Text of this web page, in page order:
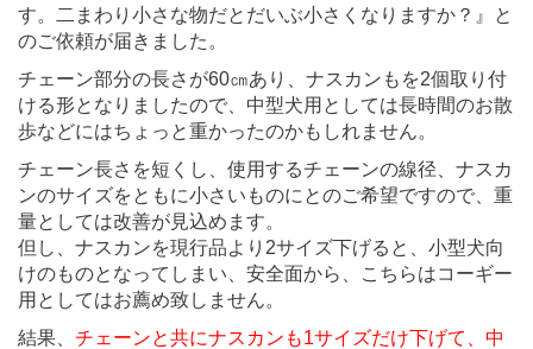
す。二まわり小さな物だとだいぶ小さくなりますか？』と
のご依頼が届きました。
チェーン部分の長さが60㎝あり、ナスカンもを2個取り付
ける形となりましたので、中型犬用としては長時間のお散
歩などにはちょっと重かったのかもしれません。
チェーン長さを短くし、使用するチェーンの線径、ナスカ
ンのサイズをともに小さいものにとのご希望ですので、重
量としては改善が見込めます。
但し、ナスカンを現行品より2サイズ下げると、小型犬向
けのものとなってしまい、安全面から、こちらはコーギー
用としてはお薦め致しません。
結果、 チェーンと共にナスカンも1サイズだけ下げて、中